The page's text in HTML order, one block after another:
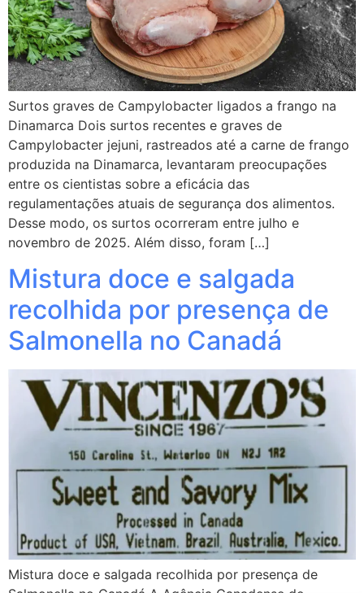
Surtos graves de Campylobacter ligados a frango na
Dinamarca Dois surtos recentes e graves de
Campylobacter jejuni, rastreados até a carne de frango
produzida na Dinamarca, levantaram preocupações
entre os cientistas sobre a eficácia das
regulamentações atuais de segurança dos alimentos.
Desse modo, os surtos ocorreram entre julho e
novembro de 2025. Além disso, foram […]
Mistura doce e salgada
recolhida por presença de
Salmonella no Canadá
Mistura doce e salgada recolhida por presença de